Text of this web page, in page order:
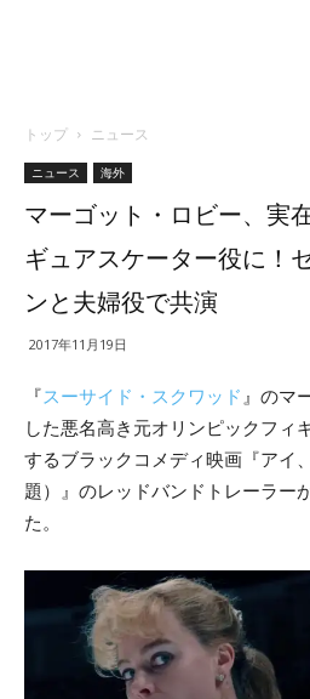
トップ ニュース
ニュース 海外
マーゴット・ロビー、実
ギュアスケーター役に！
ンと夫婦役で共演
2017年11月19日
『スーサイド・スクワッド 』のマ
した悪名高き元オリンピックフィ
するブラックコメディ映画『アイ
題）』のレッドバンドトレーラー
た。